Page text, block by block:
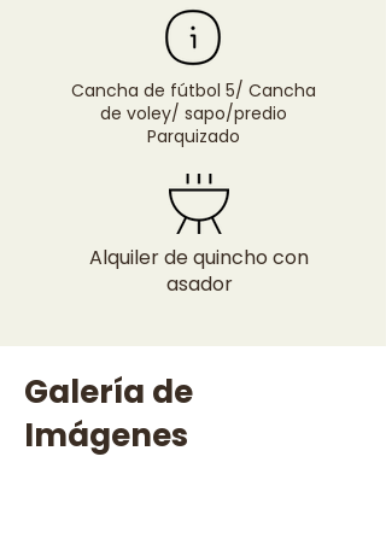
Cancha de fútbol 5/ Cancha
de voley/ sapo/predio
Parquizado
Alquiler de quincho con
asador
Galería de
Imágenes